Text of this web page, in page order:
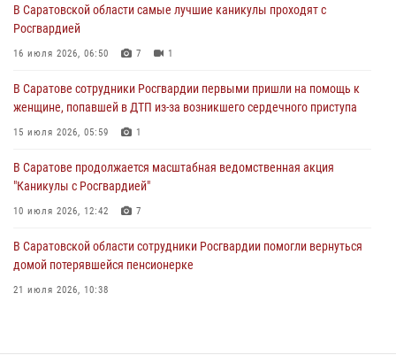
В Саратове сотрудники Росгвардии первыми пришли на помощь к
женщине, попавшей в ДТП из-за возникшего сердечного приступа
В Саратове продолжается масштабная ведомственная акция
"Каникулы с Росгвардией"
В Саратовской области при содействии спецназа Росгвардии
задержан подозреваемый в незаконном обороте наркотиков
В Саратовской области самые лучшие каникулы проходят с
Росгвардией
16 июля 2026, 06:50 7 1
В Саратове сотрудники Росгвардии первыми пришли на помощь к
женщине, попавшей в ДТП из-за возникшего сердечного приступа
15 июля 2026, 05:59 1
В Саратове продолжается масштабная ведомственная акция
"Каникулы с Росгвардией"
10 июля 2026, 12:42 7
В Саратовской области сотрудники Росгвардии помогли вернуться
домой потерявшейся пенсионерке
21 июля 2026, 10:38